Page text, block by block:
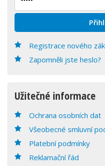
Registrace nového
Zapomněli jste heslo?
Užitečné informace
Ochrana osobních dat
Všeobecné smluvní
Platební podmínky
Reklamační řád